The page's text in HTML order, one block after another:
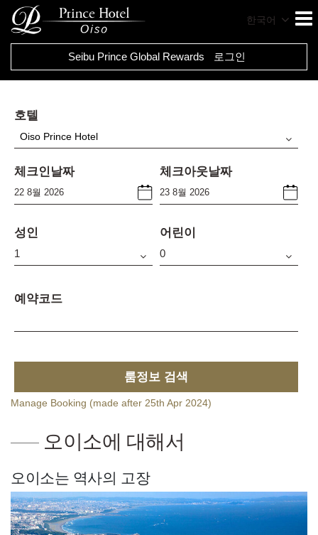
한국어
Seibu Prince Global Rewards 로그인
호텔
Oiso Prince Hotel
체크인날짜 체크아웃날짜
성인 어린이
예약코드
룸정보 검색
Manage Booking (made after 25th Apr 2024)
오이소에 대해서
오이소는 역사의 고장